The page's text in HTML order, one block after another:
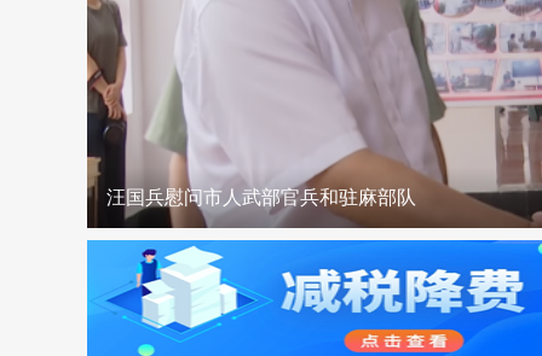
麻城城区开放6处清凉驿站 打造清凉“避风港”
优服务 强保障 全力护航暑期驾考高峰
裴永波走访慰问驻麻武警官兵
合武高铁“智梁”赋能 跑出建设加速度
双喜临门！麻城入选全国蔬菜大县+花鼓戏登上省
汪国兵慰问市人武部官兵和驻麻部队